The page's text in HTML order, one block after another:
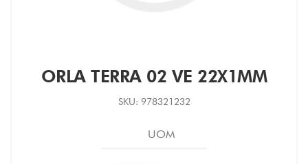
ORLA TERRA 02 VE 22X1MM
SKU: 978321232
UOM